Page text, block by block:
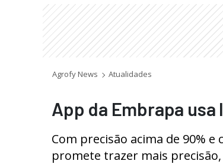
Agrofy News Atualidades
App da Embrapa
Com precisão acima de 90%
promete trazer mais